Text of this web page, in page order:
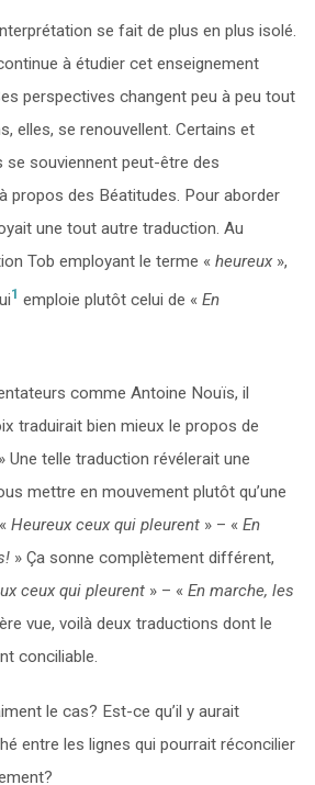
se fait de plus en plus isolé.
à étudier cet enseignement
perspectives changent peu à peu tout
elles, se renouvellent. Certains et
se souviennent peut-être des
propos des Béatitudes. Pour aborder
une tout autre traduction. Au
Tob employant le terme « heureux»,
1 emploie plutôt celui de « En
comme Antoine Nouïs, il
traduirait bien mieux le propos de
» Une telle traduction révélerait une
mettre en mouvement plutôt qu’une
Heureux ceux qui pleurent» – « En
» Ça sonne complètement différent,
ceux qui pleurent» – « En marche, les
vue, voilà deux traductions dont le
conciliable.
le cas? Est-ce qu’il y aurait
entre les lignes qui pourrait réconcilier